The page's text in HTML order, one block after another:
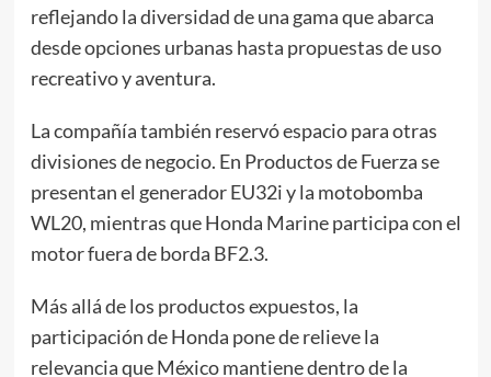
reflejando la diversidad de una gama que abarca
desde opciones urbanas hasta propuestas de uso
recreativo y aventura.
La compañía también reservó espacio para otras
divisiones de negocio. En Productos de Fuerza se
presentan el generador EU32i y la motobomba
WL20, mientras que Honda Marine participa con el
motor fuera de borda BF2.3.
Más allá de los productos expuestos, la
participación de Honda pone de relieve la
relevancia que México mantiene dentro de la